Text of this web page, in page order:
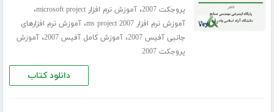
پروجکت 2007
،آموزش نرم افزار microsoft project ،
آموزش نرم افزار ms project 2007 ،آموزش نرم افزارهای
جانبی آفیس 2007
،آموزش کامل آفیس 2007 ،آموزش
پروجکت 2007
دانلود کتاب